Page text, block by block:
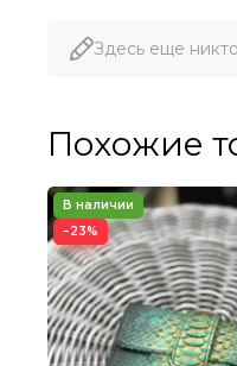
Здесь еще
Похожие
−23%